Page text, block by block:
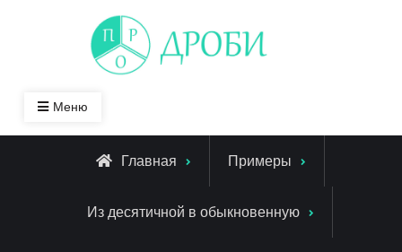
Меню
Главная Примеры
Из десятичной в обыкновенную